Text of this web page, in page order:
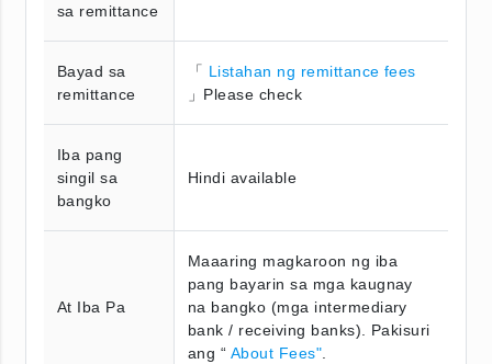
sa remittance
Bayad sa
remittance
「 Listahan ng remittance fees
」Please check
Iba pang
singil sa
bangko
Hindi available
At Iba Pa
Maaaring magkaroon ng iba
pang bayarin sa mga kaugnay
na bangko (mga intermediary
bank / receiving banks). Pakisuri
ang “ About Fees"